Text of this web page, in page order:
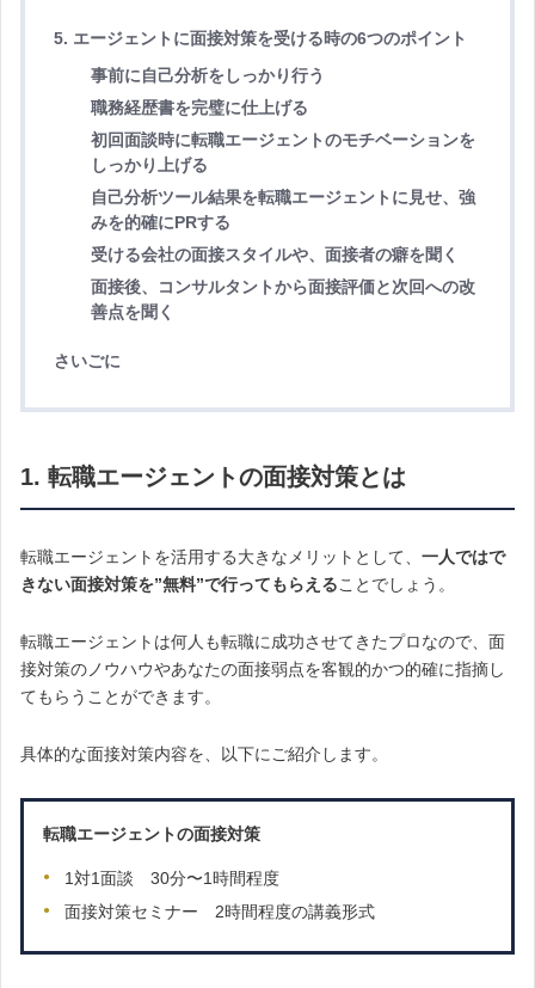
5. エージェントに面接対策を受ける時の6つのポイント
事前に自己分析をしっかり行う
職務経歴書を完璧に仕上げる
初回面談時に転職エージェントのモチベーションを
しっかり上げる
自己分析ツール結果を転職エージェントに見せ、強
みを的確にPRする
受ける会社の面接スタイルや、面接者の癖を聞く
面接後、コンサルタントから面接評価と次回への改
善点を聞く
さいごに
1. 転職エージェントの面接対策とは
転職エージェントを活用する大きなメリットとして、 一人ではで
きない面接対策を”無料”で行ってもらえることでしょう。
転職エージェントは何人も転職に成功させてきたプロなので、面
接対策のノウハウやあなたの面接弱点を客観的かつ的確に指摘し
てもらうことができます。
具体的な面接対策内容を、以下にご紹介します。
転職エージェントの面接対策
1対1面談 30分〜1時間程度
面接対策セミナー 2時間程度の講義形式